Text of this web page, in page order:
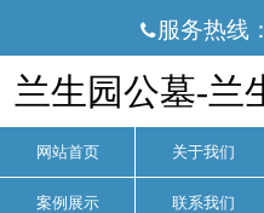
服务热线：
网站首页 关于我们
案例展示 联系我们